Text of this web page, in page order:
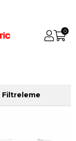
0
Filtreleme